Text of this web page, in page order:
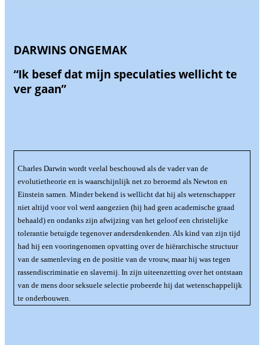
DARWINS ONGEMAK
“Ik besef dat mijn speculaties wellicht te
ver gaan”
Charles Darwin wordt veelal beschouwd als de vader van de
evolutietheorie en is waarschijnlijk net zo beroemd als Newton en
Einstein samen. Minder bekend is wellicht dat hij als wetenschapper
niet altijd voor vol werd aangezien (hij had geen academische graad
behaald) en ondanks zijn afwijzing van het geloof een christelijke
tolerantie betuigde tegenover andersdenkenden. Als kind van zijn tijd
had hij een vooringenomen opvatting over de hiërarchische structuur
van de samenleving en de positie van de vrouw, maar hij was tegen
rassendiscriminatie en slavernij. In zijn uiteenzetting over het ontstaan
van de mens door seksuele selectie probeerde hij dat wetenschappelijk
te onderbouwen.